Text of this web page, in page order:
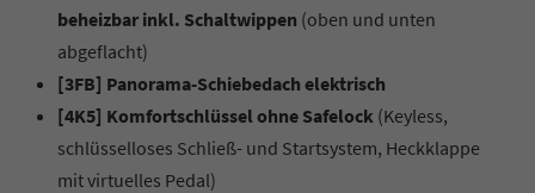
beheizbar inkl. Schaltwippen (oben und unten
abgeflacht)
[3FB] Panorama-Schiebedach elektrisch
[4K5] Komfortschlüssel ohne Safelock (Keyless,
schlüsselloses Schließ- und Startsystem, Heckklappe
mit virtuelles Pedal)